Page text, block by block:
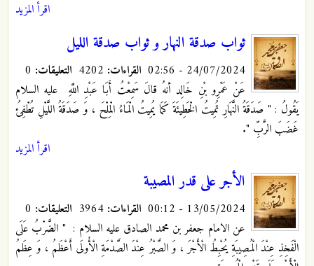
اقرأ المزيد
ثواب صدقة النهار و ثواب صدقة الليل
24/07/2024 - 02:56 القراءات: التعليقات:
عَنْ عَمْرِو بْنِ خَالِد أنهُ قالَ سَمِعْتُ أَبَا عَبْدِ اللَّهِ عليه السلام
يَقُولُ‏ : " صَدَقَةُ النَّهَارِ تُمِيتُ الْخَطِيئَةَ كَمَا يُمِيتُ الْمَاءُ الْمِلْحَ ، وَ صَدَقَةُ اللَّيْلِ تُطْفِئُ
غَضَبَ الرَّبِّ ".
اقرأ المزيد
الأجر على قدر المصيبة
13/05/2024 - 00:12 القراءات: التعليقات:
عن الامام جعفر بن محمد الصادق عليه السلام : ‏" الضَّرْبُ عَلَى
الْفَخِذِ عِنْدَ الْمُصِيبَةِ يُحْبِطُ الْأَجْرَ ، وَ الصَّبْرُ عِنْدَ الصَّدْمَةِ الْأُولَى أَعْظَمُ ، وَ عِظَمُ